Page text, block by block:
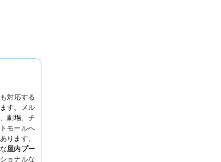
対応する
す。メル
劇場、チ
モールへ
ります。
屋内プー
ョナルな